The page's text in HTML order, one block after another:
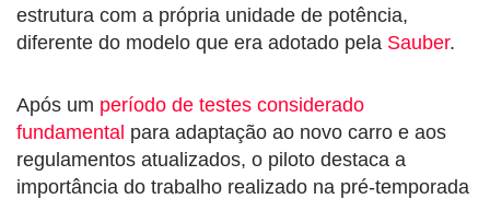
estrutura com a própria unidade de potência,
diferente do modelo que era adotado pela Sauber.
Após um período de testes considerado
fundamental para adaptação ao novo carro e aos
regulamentos atualizados, o piloto destaca a
importância do trabalho realizado na pré-temporada